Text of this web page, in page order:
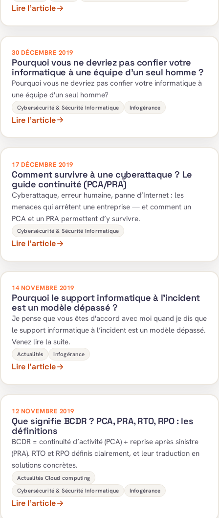
Lire l’article
30 DÉCEMBRE 2019
Pourquoi vous ne devriez pas confier votre
informatique à une équipe d’un seul homme ?
Pourquoi vous ne devriez pas confier votre informatique à
une équipe d'un seul homme?
Cybersécurité & Sécurité Informatique Infogérance
Lire l’article
17 DÉCEMBRE 2019
Comment survivre à une cyberattaque ? Le
guide continuité (PCA/PRA)
Cyberattaque, erreur humaine, panne d’Internet : les
menaces qui arrêtent une entreprise — et comment un
PCA et un PRA permettent d’y survivre.
Cybersécurité & Sécurité Informatique
Lire l’article
14 NOVEMBRE 2019
Pourquoi le support informatique à l’incident
est un modèle dépassé ?
Je pense que vous êtes d'accord avec moi quand je dis que
le support informatique à l’incident est un modèle dépassé.
Venez lire la suite.
Actualités Infogérance
Lire l’article
12 NOVEMBRE 2019
Que signifie BCDR ? PCA, PRA, RTO, RPO : les
définitions
BCDR = continuité d’activité (PCA) + reprise après sinistre
(PRA). RTO et RPO définis clairement, et leur traduction en
solutions concrètes.
Actualités Cloud computing
Cybersécurité & Sécurité Informatique
Infogérance
Lire l’article